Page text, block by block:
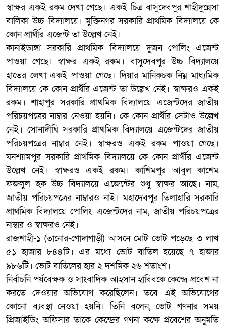
স্বাক্ষর একই রকম দেখা গেছে। একই চিত্র বাসুদেবপুর শাহীদুন্নেসা
বালিকা উচ্চ বিদ্যালয়ে। মুক্তিনগর সরকারি প্রাথমিক বিদ্যালয়ে কে
কোন প্রার্থীর এজেন্ট তা উল্লেখ নেই।
কানাইডাঙ্গা সরকারি প্রাথমিক বিদ্যালয়ে দুজন পোলিং এজেন্ট
পাওয়া গেছে। স্বাক্ষর একই রকম। বাসুদেবপুর উচ্চ বিদ্যালয়ে
হাতের লেখা একই পাওয়া গেছে। দিয়ার মানিকচক নিম্ন মাধ্যমিক
বিদ্যালয়ে কে কোন প্রার্থীর এজেন্ট তা উল্লেখ নেই। স্বাক্ষরও একই
রকম। শাহাপুর সরকারি প্রাথমিক বিদ্যালয়ে এজেন্টদের জাতীয়
পরিচয়পত্রের নাম্বার নেওয়া হয়নি। কে কোন প্রার্থীর সেটাও উল্লেখ
নেই। সোনাদীঘি সরকারি প্রাথমিক বিদ্যালয়ে এজেন্টদের জাতীয়
পরিচয়পত্রের নাম্বার নেই। স্বাক্ষরও একই রকম পাওয়া গেছে।
ঘনশ্যামপুর সরকারি প্রাথমিক বিদ্যালয়ে কে কোন প্রার্থীর এজেন্ট
উল্লেখ নেই। স্বাক্ষরও একই রকম। কাশিমপুর আবুল কাশেম
ফজলুল হক উচ্চ বিদ্যালয়ে এজেন্টের শুধু স্বাক্ষর আছে। নাম,
জাতীয় পরিচয়পত্রের নাম্বারও নাই। মহাদেবপুর তিলাহারি সরকারি
প্রাথমিক বিদ্যালয়ে পোলিং এজেন্টদের নাম, জাতীয় পরিচয়পত্রের
নাম্বার ও স্বাক্ষরও নেই।
রাজশাহী-১ (তানোর-গোদাগাড়ী) আসনে মোট ভোট পড়েছে ৩ লাখ
৫১ হাজার ৮৪৪টি। এর মধ্যে ভোট বাতিল হয়েছে ৭ হাজার
৯৮৬টি। ভোট বাতিলের হার ২ দশমিক ২৬ শতাংশ।
নির্বাচনি পর্যবেক্ষক ও সাংবাদিক আহসান হাবিবকে কেন্দ্রে প্রবেশ না
করতে দেওয়ার অভিযোগ করেছিলেন। তবে এই অভিযোগের
কোনো ব্যবস্থা নেওয়া হয়নি। তিনি বলেন, ভোট গণনার সময়
প্রিজাইডিং অফিসার তাকে কেন্দ্রের গণনা কক্ষে প্রবেশের অনুমতি